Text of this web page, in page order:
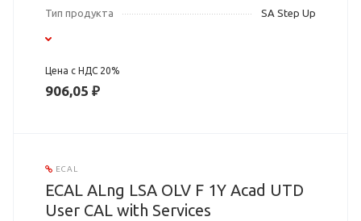
Тип продукта
SA Step Up
Цена с НДС 20%
906,05 ₽
ECAL
ECAL ALng LSA OLV F 1Y Acad UTD
User CAL with Services